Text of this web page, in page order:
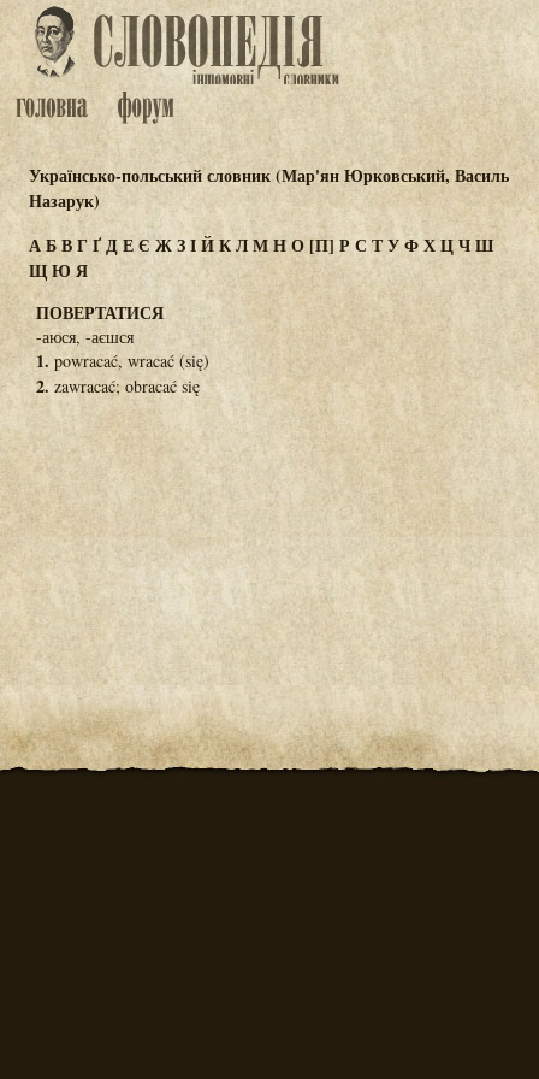
Українсько-польський словник (Мар'ян Юрковський, Василь
Назарук)
АБВГҐДЕЄЖЗІЙКЛМНО[П] Р С ТУФХЦЧШ
ЩЮЯ
ПОВЕРТАТИСЯ
-аюся, -аєшся
1.powracać, wracać (się)
2. zawracać; obracać się